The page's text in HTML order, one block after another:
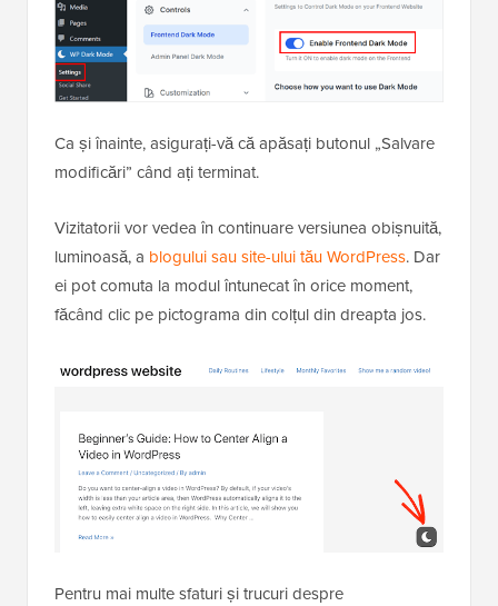
Ca și înainte, asigurați-vă că apăsați butonul „Salvare
modificări” când ați terminat.
Vizitatorii vor vedea în continuare versiunea obișnuită,
luminoasă, a blogului sau site-ului tău WordPress. Dar
ei pot comuta la modul întunecat în orice moment,
făcând clic pe pictograma din colțul din dreapta jos.
Pentru mai multe sfaturi și trucuri despre